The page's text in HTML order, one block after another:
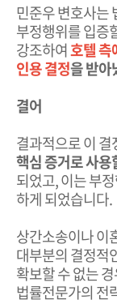
민준우 변호사는
부정행위를 입증
강조하여호텔 측
인용 결정을 받아
결어
결과적으로 이
핵심 증거로 사용
되었고, 이는 부
하게 되었습니다.
상간소송이나 이
대부분의 결정적
확보할 수 없는
법률전문가의 전